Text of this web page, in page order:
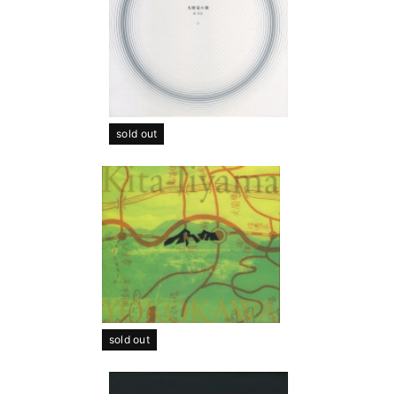
sold out
sold out